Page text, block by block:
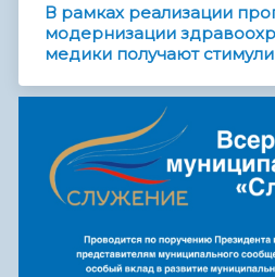
В рамках реализации
модернизации
медики получают